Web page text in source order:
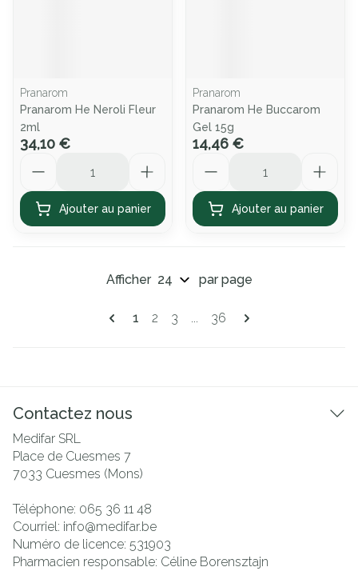
Pranarom
Pranarom He Neroli Fleur
2ml
34,10 €
Ajouter au panier
Pranarom
Pranarom He Buccarom
Gel 15g
14,46 €
Ajouter au panier
Pages
Vous lisez actuellement la page
1 Page
2 Page
3 ... Page
36
Afficher par page
Contactez nous
Medifar SRL
Place de Cuesmes 7
7033 Cuesmes (Mons)
Téléphone: 065 36 11 48
Courriel: info@medifar.be
Numéro de licence: 531903
Pharmacien responsable: Céline Borensztajn